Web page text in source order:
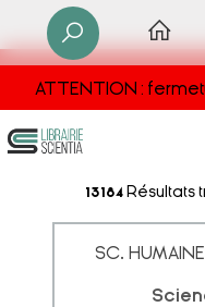
ATTENTION :
13184 Résultats
SC.